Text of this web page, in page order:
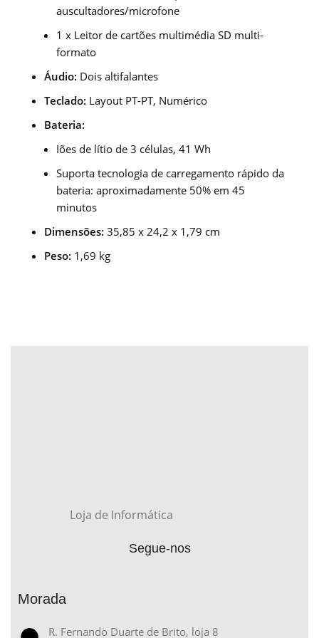
auscultadores/microfone
1 x Leitor de cartões multimédia SD multi-
formato
Áudio: Dois altifalantes
Teclado: Layout PT-PT, Numérico
Bateria:
Iões de lítio de 3 células, 41 Wh
Suporta tecnologia de carregamento rápido da
bateria: aproximadamente 50% em 45
minutos
Dimensões: 35,85 x 24,2 x 1,79 cm
Peso: 1,69 kg
Loja de Informática
Segue-nos
Morada
R. Fernando Duarte de Brito, loja 8